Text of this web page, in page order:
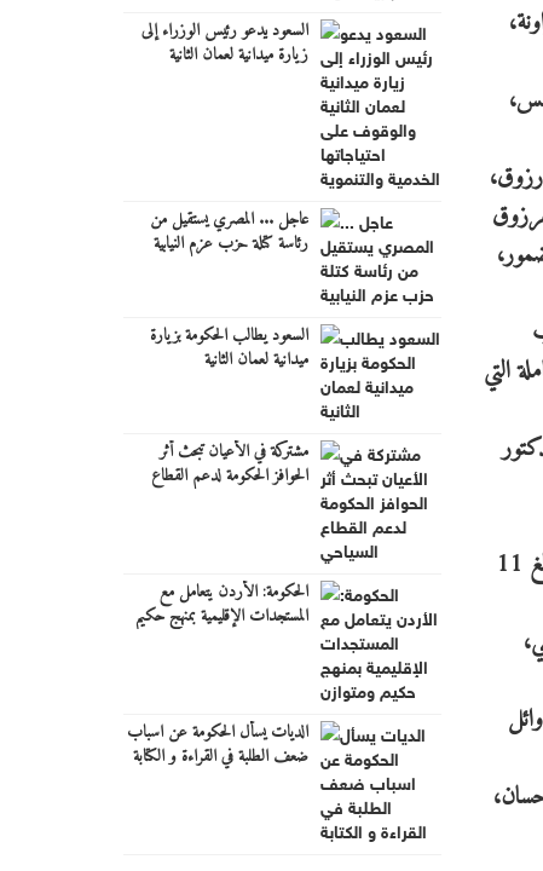
التي
وتوافق المجلس على تشكيل 5 لجان، فيما انتخب أعضاء لجنة التعليم والشباب بعد أن تجاوز عدد المترشحين فيها الحد الأقصى والبالغ 11
السعود يدعو رئيس الوزراء إلى
زيارة ميدانية لعمان الثانية
عاجل ... المصري يستقيل من
رئاسة كتلة حزب عزم النيابية
السعود يطالب الحكومة بزيارة
ميدانية لعمان الثانية
مشتركة في الأعيان تبحث أثر
الحوافز الحكومة لدعم القطاع
الحكومة: الأردن يتعامل مع
المستجدات الإقليمية بمنهج حكيم
الديات يسأل الحكومة عن اسباب
ضعف الطلبة في القراءة و الكتابة